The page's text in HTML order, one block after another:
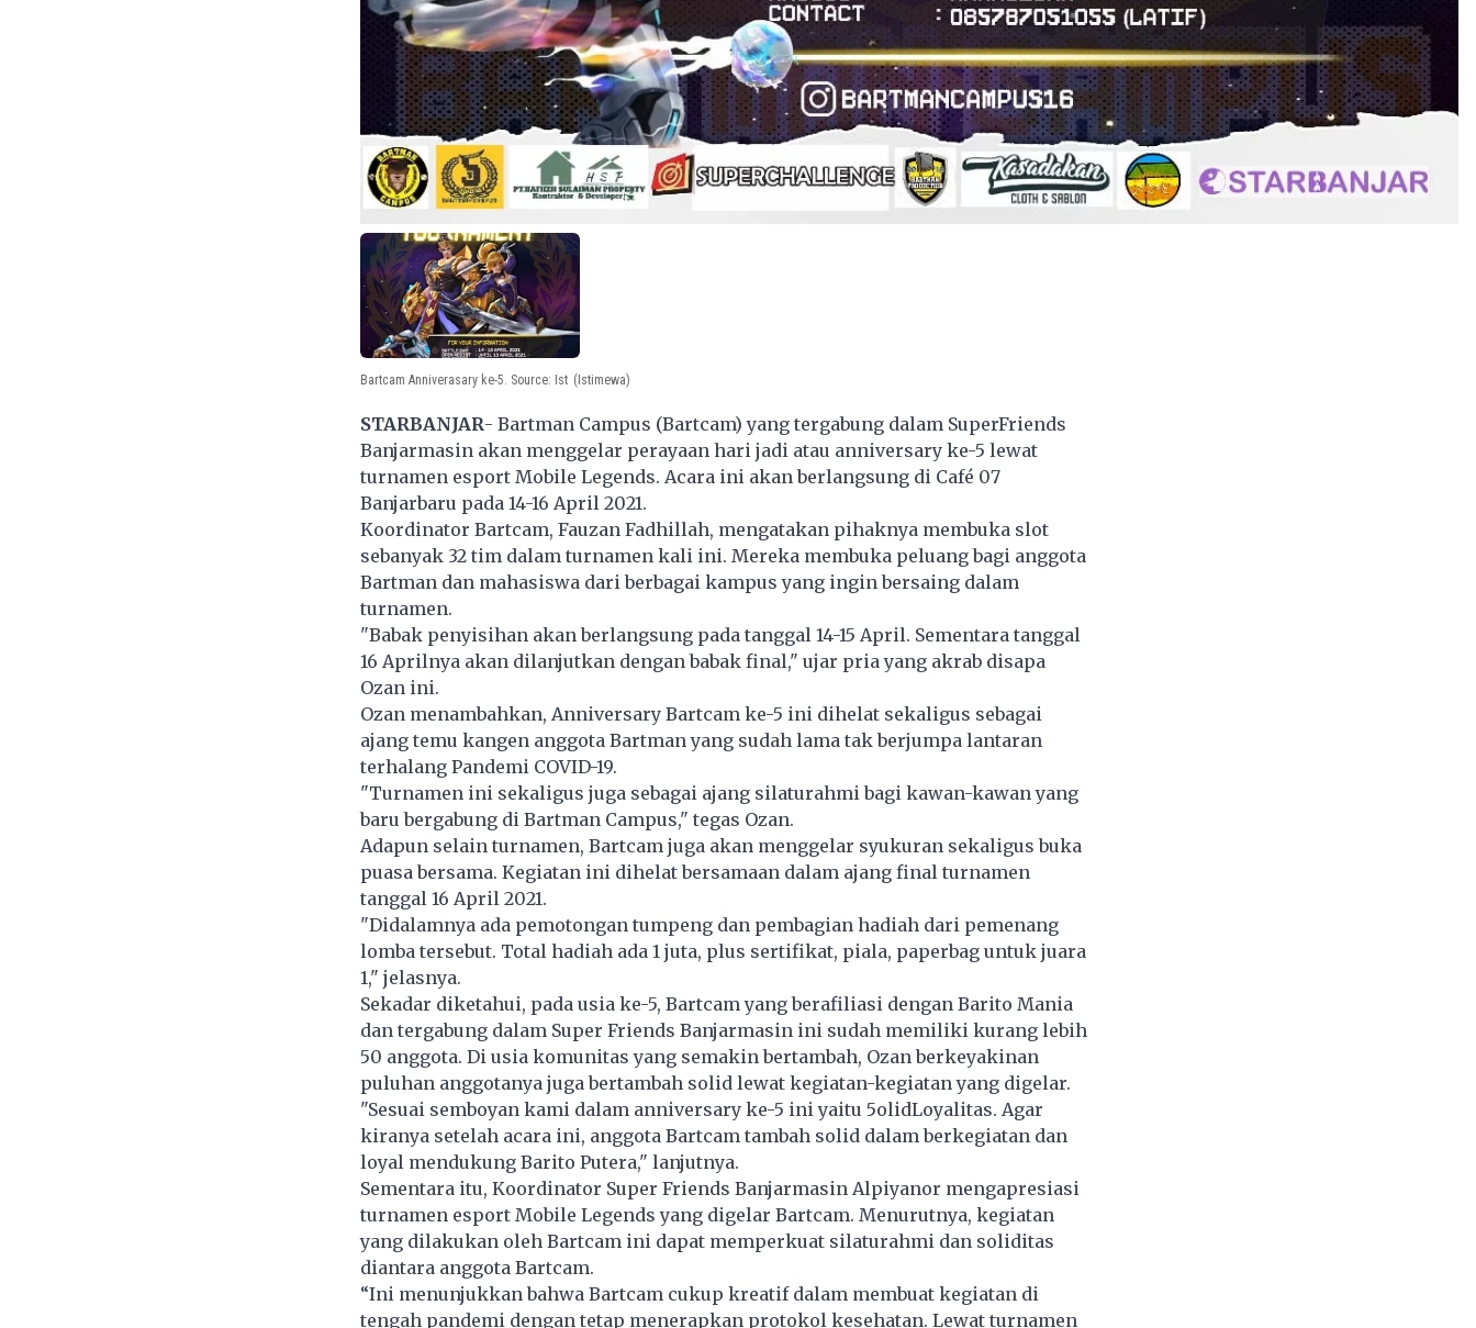
Bartcam Anniverasary ke-5. Source: Ist (Istimewa)
STARBANJAR- Bartman Campus (Bartcam) yang tergabung dalam SuperFriends
Banjarmasin akan menggelar perayaan hari jadi atau anniversary ke-5 lewat
turnamen esport Mobile Legends. Acara ini akan berlangsung di Café 07
Banjarbaru pada 14-16 April 2021.
Koordinator Bartcam, Fauzan Fadhillah, mengatakan pihaknya membuka slot
sebanyak 32 tim dalam turnamen kali ini. Mereka membuka peluang bagi anggota
Bartman dan mahasiswa dari berbagai kampus yang ingin bersaing dalam
turnamen.
"Babak penyisihan akan berlangsung pada tanggal 14-15 April. Sementara tanggal
16 Aprilnya akan dilanjutkan dengan babak final," ujar pria yang akrab disapa
Ozan ini.
Ozan menambahkan, Anniversary Bartcam ke-5 ini dihelat sekaligus sebagai
ajang temu kangen anggota Bartman yang sudah lama tak berjumpa lantaran
terhalang Pandemi COVID-19.
"Turnamen ini sekaligus juga sebagai ajang silaturahmi bagi kawan-kawan yang
baru bergabung di Bartman Campus," tegas Ozan.
Adapun selain turnamen, Bartcam juga akan menggelar syukuran sekaligus buka
puasa bersama. Kegiatan ini dihelat bersamaan dalam ajang final turnamen
tanggal 16 April 2021.
"Didalamnya ada pemotongan tumpeng dan pembagian hadiah dari pemenang
lomba tersebut. Total hadiah ada 1 juta, plus sertifikat, piala, paperbag untuk juara
1," jelasnya.
Sekadar diketahui, pada usia ke-5, Bartcam yang berafiliasi dengan Barito Mania
dan tergabung dalam Super Friends Banjarmasin ini sudah memiliki kurang lebih
50 anggota. Di usia komunitas yang semakin bertambah, Ozan berkeyakinan
puluhan anggotanya juga bertambah solid lewat kegiatan-kegiatan yang digelar.
"Sesuai semboyan kami dalam anniversary ke-5 ini yaitu 5olidLoyalitas. Agar
kiranya setelah acara ini, anggota Bartcam tambah solid dalam berkegiatan dan
loyal mendukung Barito Putera," lanjutnya.
Sementara itu, Koordinator Super Friends Banjarmasin Alpiyanor mengapresiasi
turnamen esport Mobile Legends yang digelar Bartcam. Menurutnya, kegiatan
yang dilakukan oleh Bartcam ini dapat memperkuat silaturahmi dan soliditas
diantara anggota Bartcam.
“Ini menunjukkan bahwa Bartcam cukup kreatif dalam membuat kegiatan di
tengah pandemi dengan tetap menerapkan protokol kesehatan. Lewat turnamen